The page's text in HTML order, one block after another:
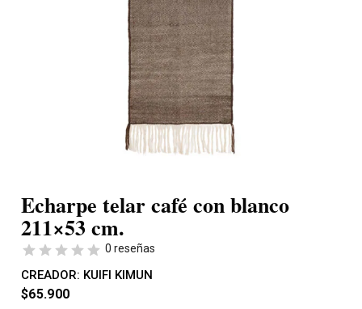
Echarpe telar café con blanco
211×53 cm.
0 reseñas
CREADOR: KUIFI KIMUN
$65.900